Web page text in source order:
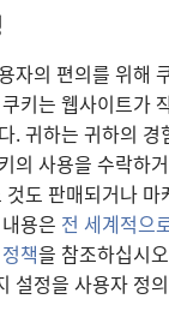
자의 편의를 위해
키는 웹사이트가
. 귀하는 귀하의
의 사용을 수락하
도 판매되거나 마
용은 전 세계적으
책을 참조하십시
설정을 사용자 정
러리
Tower Bible and
개인 정보 보호 정책|